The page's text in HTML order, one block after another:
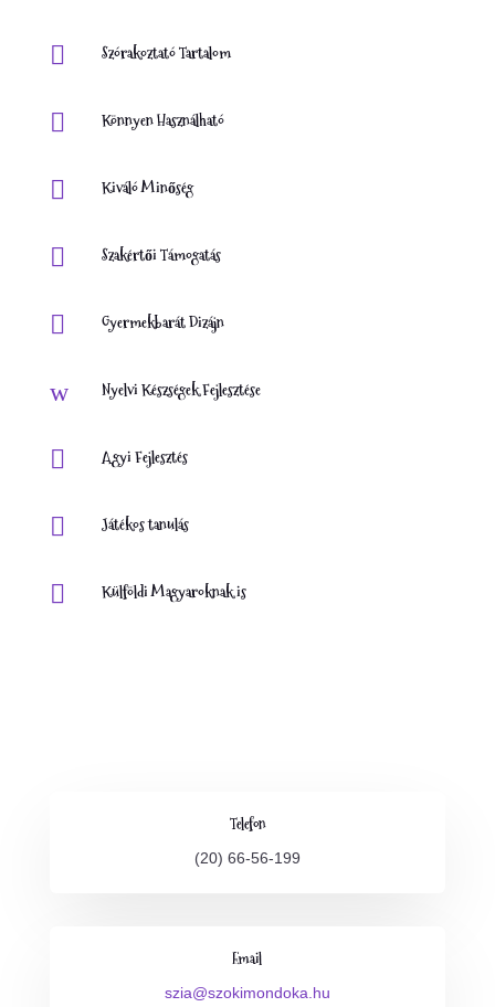
 Szórakoztató Tartalom
 Könnyen Használható
 Kiváló Minőség
 Szakértői Támogatás
 Gyermekbarát Dizájn
w Nyelvi Készségek Fejlesztése
 Agyi Fejlesztés
 Játékos tanulás
 Külföldi Magyaroknak is
Telefon
(20) 66-56-199
Email
szia@szokimondoka.hu